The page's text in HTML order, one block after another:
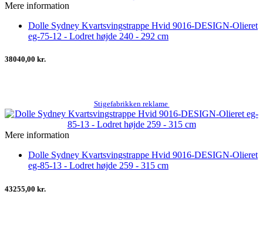
Mere information
Dolle Sydney Kvartsvingstrappe Hvid 9016-DESIGN-Olieret
eg-75-12 - Lodret højde 240 - 292 cm
38040,00 kr.
Stigefabrikken reklame
Mere information
Dolle Sydney Kvartsvingstrappe Hvid 9016-DESIGN-Olieret
eg-85-13 - Lodret højde 259 - 315 cm
43255,00 kr.